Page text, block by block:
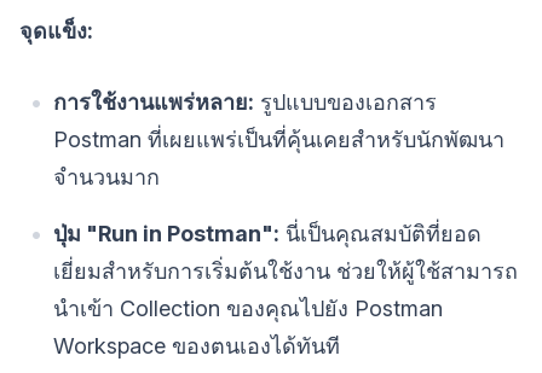
จุดแข็ง:
การใช้งานแพร่หลาย: รูปแบบของเอกสาร
Postman ที่เผยแพร่เป็นที่คุ้นเคยสำหรับนักพัฒนา
จำนวนมาก
ปุ่ม "Run in Postman": นี่เป็นคุณสมบัติที่ยอด
เยี่ยมสำหรับการเริ่มต้นใช้งาน ช่วยให้ผู้ใช้สามารถ
นำเข้า Collection ของคุณไปยัง Postman
Workspace ของตนเองได้ทันที